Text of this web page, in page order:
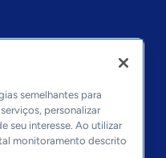
semelhantes para
personalizar
seu interesse. Ao utilizar
monitoramento descrito